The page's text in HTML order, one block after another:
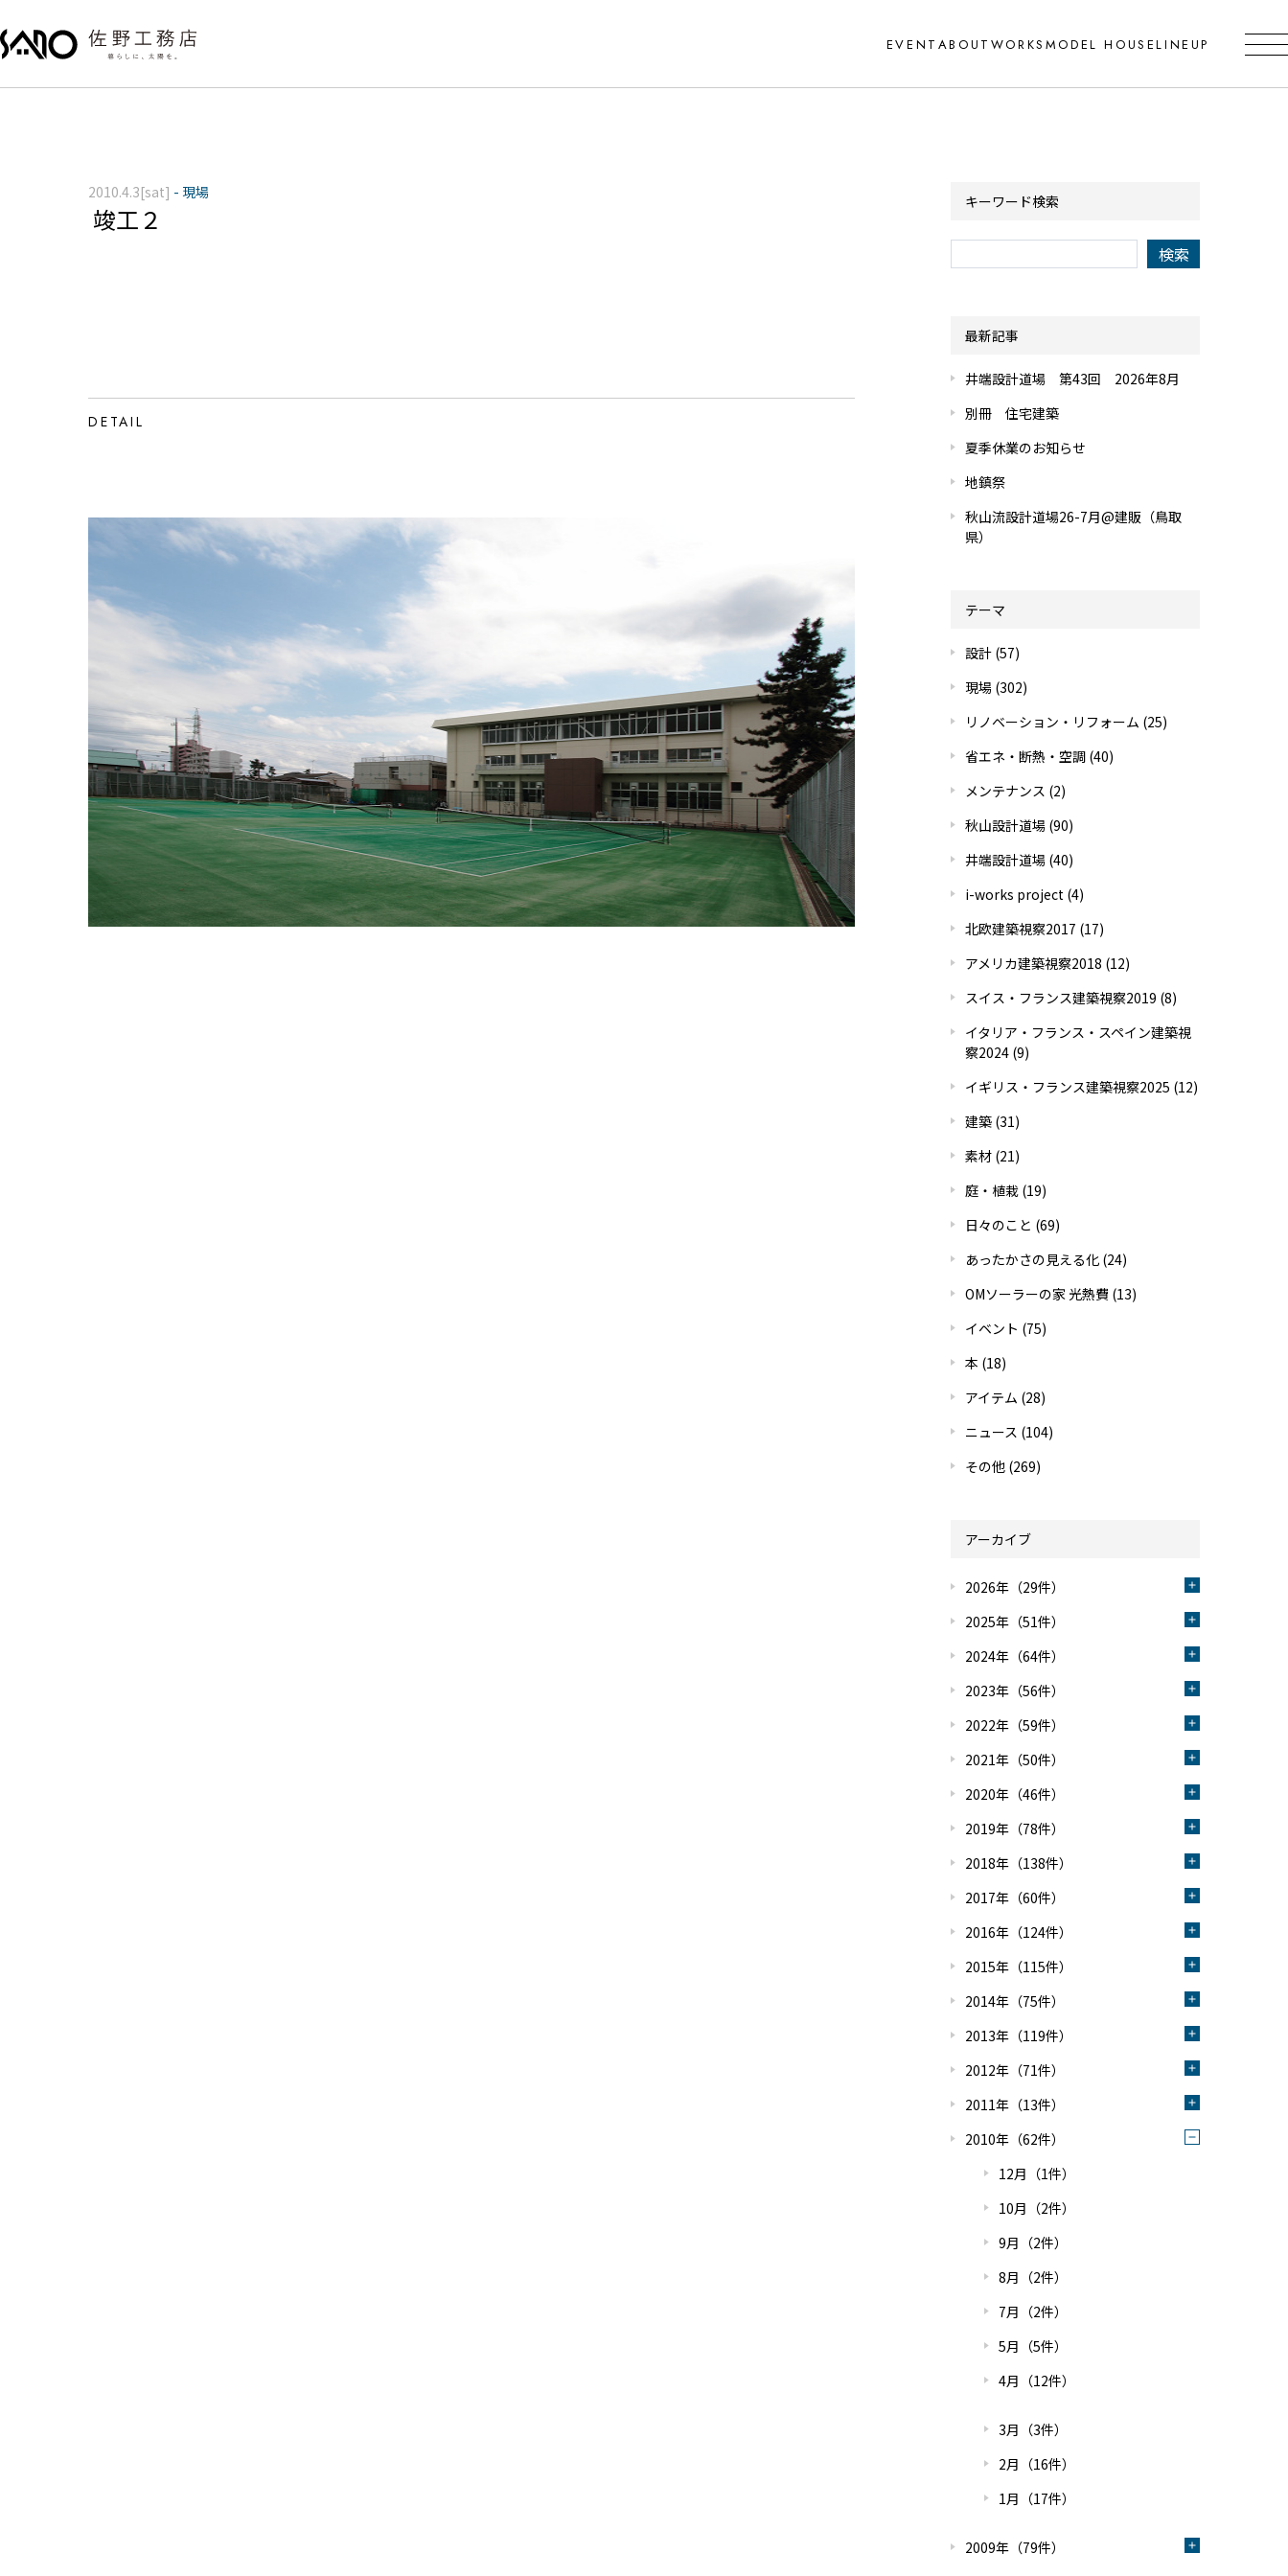
EVENT ABOUT WORKS MODEL HOUSELINEUP
竣工２
2010.4.3[sat] - 現場
DETAIL
キーワード検索
最新記事
井端設計道場 第43回 2026年8月
別冊 住宅建築
夏季休業のお知らせ
地鎮祭
秋山流設計道場26-7月@建販（鳥取
県）
テーマ
設計 (57)
現場 (302)
リノベーション・リフォーム (25)
省エネ・断熱・空調 (40)
メンテナンス (2)
秋山設計道場 (90)
井端設計道場 (40)
i-works project (4)
北欧建築視察2017 (17)
アメリカ建築視察2018 (12)
スイス・フランス建築視察2019 (8)
イタリア・フランス・スペイン建築視
察2024 (9)
イギリス・フランス建築視察2025 (12)
建築 (31)
素材 (21)
庭・植栽 (19)
日々のこと (69)
あったかさの見える化 (24)
OMソーラーの家 光熱費 (13)
イベント (75)
本 (18)
アイテム (28)
ニュース (104)
その他 (269)
アーカイブ
2026年（29件）
2025年（51件）
2024年（64件）
2023年（56件）
2022年（59件）
2021年（50件）
2020年（46件）
2019年（78件）
2018年（138件）
2017年（60件）
2016年（124件）
2015年（115件）
2014年（75件）
2013年（119件）
2012年（71件）
2011年（13件）
2010年（62件）
12月（1件）
10月（2件）
9月（2件）
8月（2件）
7月（2件）
5月（5件）
4月（12件）
3月（3件）
2月（16件）
1月（17件）
2009年（79件）